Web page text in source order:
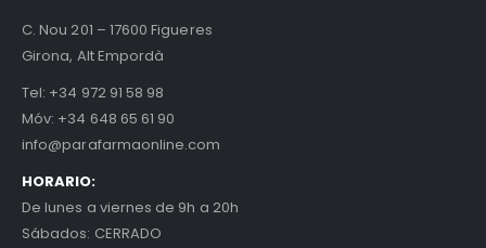
C. Nou 201 – 17600 Figueres
Girona, Alt Empordà
Tel: +34 972 91 58 98
Móv: +34 648 65 61 90
info@parafarmaonline.com
HORARIO:
De lunes a viernes de 9h a 20h
Sábados: CERRADO